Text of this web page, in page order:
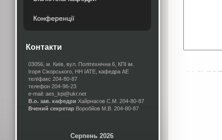
Конференції
Контакти
03056, м. Київ, вул. Політехнічна 6, КПІ ім.
Ігоря Сікорського, НН ІАТЕ, кафедра АЕ
тел/факс 204-80-87
телефон 204-96-23
e-mail: aes_kpi@ukr.net
В.о. зав. кафедри Хайрнасов С.М. 204-80-87
Вчений секретар Воробйов М.В. 204-80-87
Серпень 2026